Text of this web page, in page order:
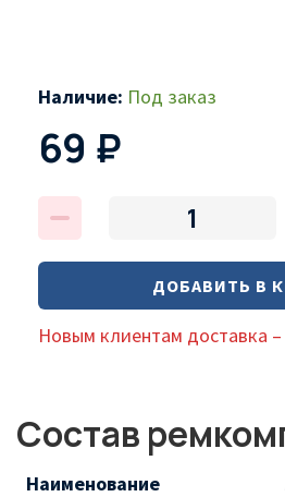
Наличие: Под заказ
69 ₽
ДОБАВИТЬ В
Новым клиентам доставка
Состав
Наименование